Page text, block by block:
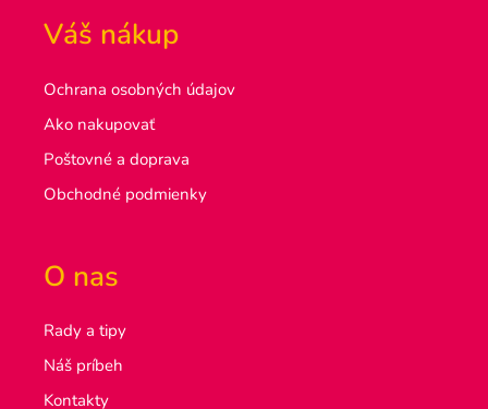
Váš nákup
Ochrana osobných údajov
Ako nakupovať
Poštovné a doprava
Obchodné podmienky
O nas
Rady a tipy
Náš príbeh
Kontakty